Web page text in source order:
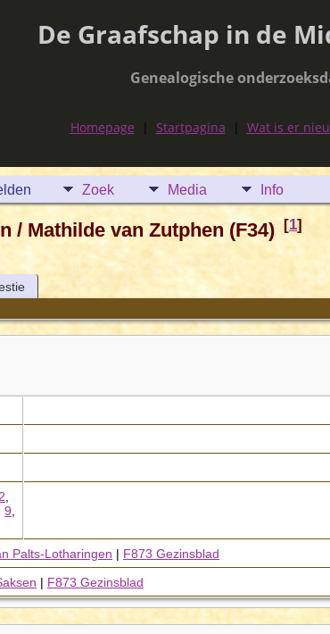
De Graafschap in de
Genealogische
Homepage Startpagina Wat is er
Zoek Media Info
/ Mathilde van Zutphen (F34) [1]
2
9
Palts-Lotharingen | F873 Gezinsblad
| F873 Gezinsblad